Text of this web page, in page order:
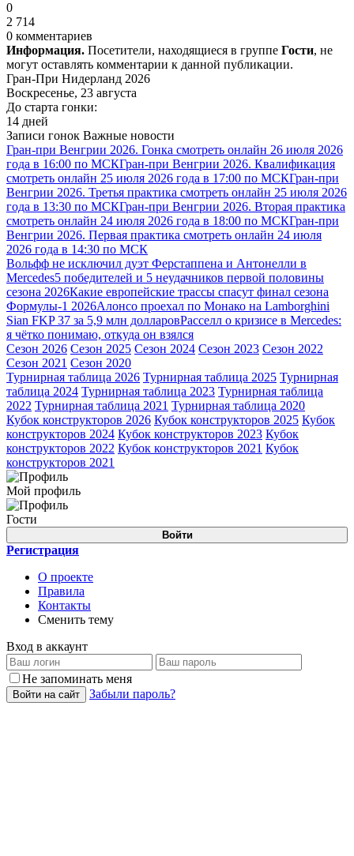
0
2 714
0 комментариев
Информация. Посетители, находящиеся в группе Гости, не
могут оставлять комментарии к данной публикации.
Гран-При Нидерланд 2026
Воскресенье, 23 августа
До старта гонки:
14 дней
Записи гонок Важные новости
Гран-при Венгрии 2026. Гонка смотреть онлайн 26 июля 2026
года в 16:00 по МСКГран-при Венгрии 2026. Квалификация
смотреть онлайн 25 июля 2026 года в 17:00 по МСКГран-при
Венгрии 2026. Третья практика смотреть онлайн 25 июля 2026
года в 13:30 по МСКГран-при Венгрии 2026. Вторая практика
смотреть онлайн 24 июля 2026 года в 18:00 по МСКГран-при
Венгрии 2026. Первая практика смотреть онлайн 24 июля
2026 года в 14:30 по МСК
Вольфф не исключил дуэт Ферстаппена и Антонелли в
Mercedes5 победителей и 5 неудачников первой половины
сезона 2026Какие европейские трассы спасут финал сезона
Формулы-1 2026Алонсо проехал по Монако на Lamborghini
Sian FKP 37 за 5,9 млн долларовРасселл о кризисе в Mercedes:
я чётко понимаю, откуда он взялся
Сезон 2026 Сезон 2025 Сезон 2024 Сезон 2023 Сезон 2022
Сезон 2021 Сезон 2020
Турнирная таблица 2026 Турнирная таблица 2025 Турнирная
таблица 2024 Турнирная таблица 2023 Турнирная таблица
2022 Турнирная таблица 2021 Турнирная таблица 2020
Кубок конструкторов 2026 Кубок конструкторов 2025 Кубок
конструкторов 2024 Кубок конструкторов 2023 Кубок
конструкторов 2022 Кубок конструкторов 2021 Кубок
конструкторов 2021
Мой профиль
Гости
Войти
Регистрация
О проекте
Правила
Контакты
Сменить тему
Вход в аккаунт
Не запоминать меня
Войти на сайт Забыли пароль?